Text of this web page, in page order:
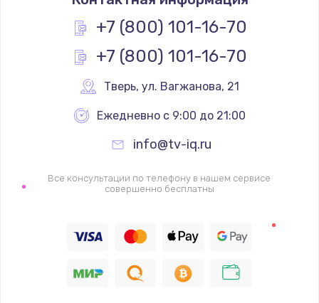
900 руб.
Заказать
900 руб.
Заказать
Не работает
1400 руб.
Восстановление цепи питания, пайка
Заказать
+7 (800) 101-16-70
+7 (800) 101-16-70
Тверь, ул. Вагжанова, 21
Ежедневно с 9:00 до 21:00
info@tv-iq.ru
Все консультации по телефону в нашем сервисе
совершенно бесплатны